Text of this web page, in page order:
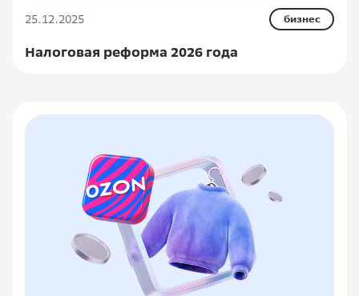
25.12.2025 бизнес
Налоговая реформа 2026 года